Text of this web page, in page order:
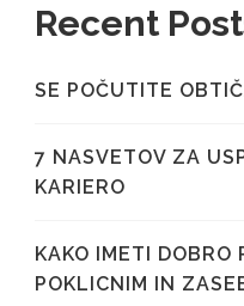
Recent
SE POČUTITE
7 NASVETOV ZA
KARIERO
KAKO IMETI DOBRO
POKLICNIM IN